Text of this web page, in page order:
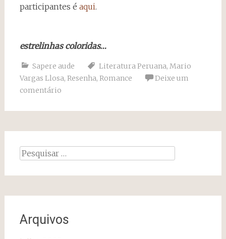
participantes é aqui.
estrelinhas coloridas…
Sapere aude Literatura Peruana, Mario
Vargas Llosa, Resenha, Romance
Deixe um
comentário
Pesquisar
Arquivos